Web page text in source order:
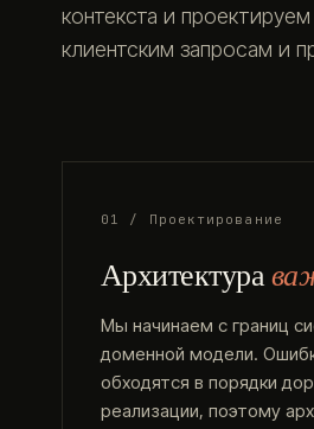
контекста и
клиентским запросам и
01 / Проектирование
Архитектура
Мы начинаем с границ
доменной модели.
обходятся в порядки
реализации, поэтому